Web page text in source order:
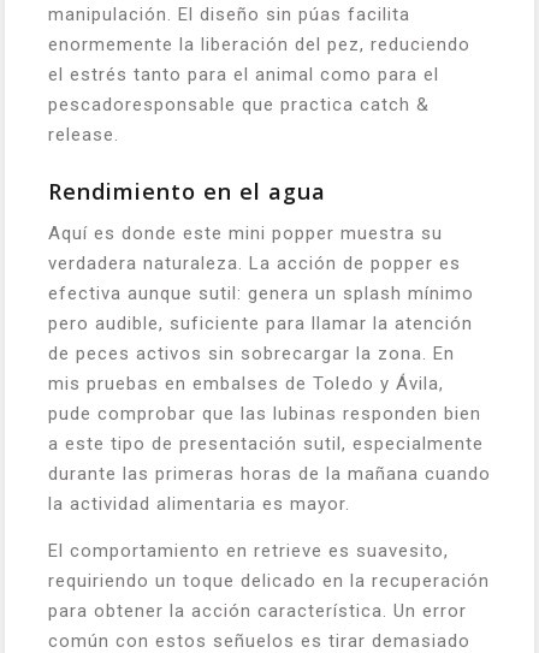
manipulación. El diseño sin púas facilita
enormemente la liberación del pez, reduciendo
el estrés tanto para el animal como para el
pescadoresponsable que practica catch &
release.
Rendimiento en el agua
Aquí es donde este mini popper muestra su
verdadera naturaleza. La acción de popper es
efectiva aunque sutil: genera un splash mínimo
pero audible, suficiente para llamar la atención
de peces activos sin sobrecargar la zona. En
mis pruebas en embalses de Toledo y Ávila,
pude comprobar que las lubinas responden bien
a este tipo de presentación sutil, especialmente
durante las primeras horas de la mañana cuando
la actividad alimentaria es mayor.
El comportamiento en retrieve es suavesito,
requiriendo un toque delicado en la recuperación
para obtener la acción característica. Un error
común con estos señuelos es tirar demasiado